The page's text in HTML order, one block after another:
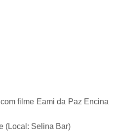
filme Eami da Paz Encina
(Local: Selina Bar)